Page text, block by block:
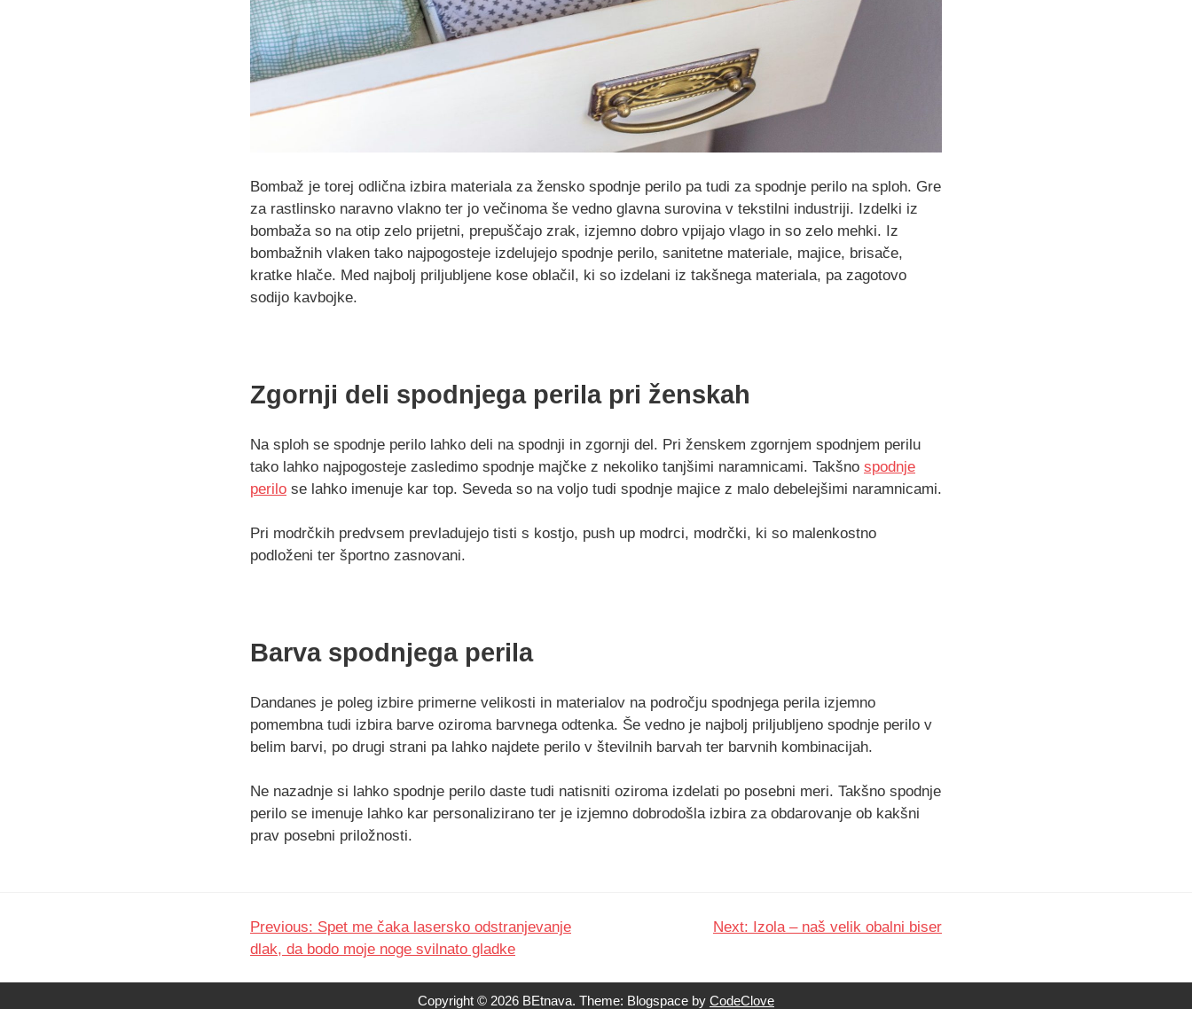
Bombaž je torej odlična izbira materiala za žensko spodnje perilo pa tudi za spodnje perilo na sploh. Gre
za rastlinsko naravno vlakno ter jo večinoma še vedno glavna surovina v tekstilni industriji. Izdelki iz
bombaža so na otip zelo prijetni, prepuščajo zrak, izjemno dobro vpijajo vlago in so zelo mehki. Iz
bombažnih vlaken tako najpogosteje izdelujejo spodnje perilo, sanitetne materiale, majice, brisače,
kratke hlače. Med najbolj priljubljene kose oblačil, ki so izdelani iz takšnega materiala, pa zagotovo
sodijo kavbojke.
Zgornji deli spodnjega perila pri ženskah
Na sploh se spodnje perilo lahko deli na spodnji in zgornji del. Pri ženskem zgornjem spodnjem perilu
tako lahko najpogosteje zasledimo spodnje majčke z nekoliko tanjšimi naramnicami. Takšno spodnje
perilo se lahko imenuje kar top. Seveda so na voljo tudi spodnje majice z malo debelejšimi naramnicami.
Pri modrčkih predvsem prevladujejo tisti s kostjo, push up modrci, modrčki, ki so malenkostno
podloženi ter športno zasnovani.
Barva spodnjega perila
Dandanes je poleg izbire primerne velikosti in materialov na področju spodnjega perila izjemno
pomembna tudi izbira barve oziroma barvnega odtenka. Še vedno je najbolj priljubljeno spodnje perilo v
belim barvi, po drugi strani pa lahko najdete perilo v številnih barvah ter barvnih kombinacijah.
Ne nazadnje si lahko spodnje perilo daste tudi natisniti oziroma izdelati po posebni meri. Takšno spodnje
perilo se imenuje lahko kar personalizirano ter je izjemno dobrodošla izbira za obdarovanje ob kakšni
prav posebni priložnosti.
Navigacija
Previous: Spet me čaka lasersko odstranjevanje
dlak, da bodo moje noge svilnato gladke
Next: Izola – naš velik obalni biser
Copyright © 2026 BEtnava. Theme: Blogspace by CodeClove